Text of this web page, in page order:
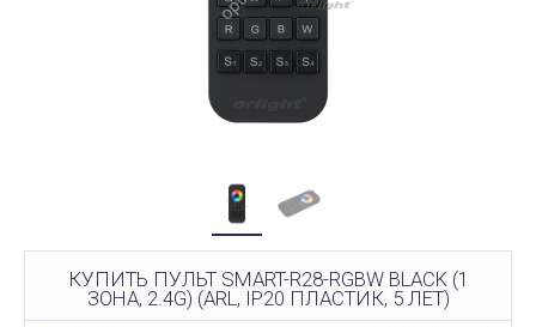
КУПИТЬ ПУЛЬТ SMART-R28-RGBW BLACK (1
ЗОНА, 2.4G) (ARL, IP20 ПЛАСТИК, 5 ЛЕТ)